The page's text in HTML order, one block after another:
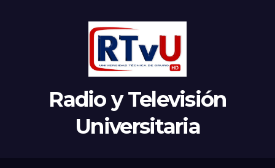
Radio y Televisión
Universitaria